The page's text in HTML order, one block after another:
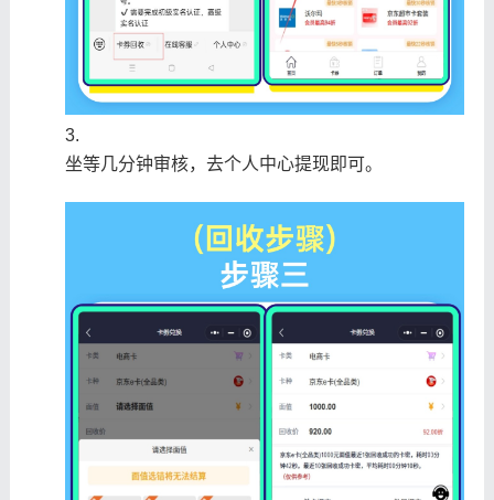
坐等几分钟审核，去个人中心提现即可。